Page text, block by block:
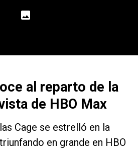
al reparto de la
de HBO Max
Cage se estrelló en la
en grande en HBO